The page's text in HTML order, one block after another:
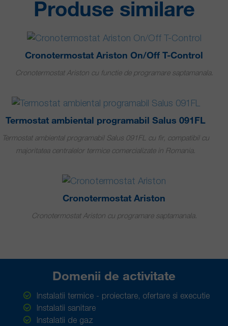
Produse similare
Cronotermostat Ariston On/Off T-Control
Cronotermostat Ariston cu functie de programare saptamanala.
Termostat ambiental programabil Salus 091FL
Termostat ambiental programabil Salus 091FL cu fir, compatibil cu
majoritatea centralelor termice comercializate in Romania.
Cronotermostat Ariston
Cronotermostat Ariston cu programare saptamanala.
Domenii de activitate
Instalatii termice - proiectare, ofertare si executie
Instalatii sanitare
Instalatii de gaz